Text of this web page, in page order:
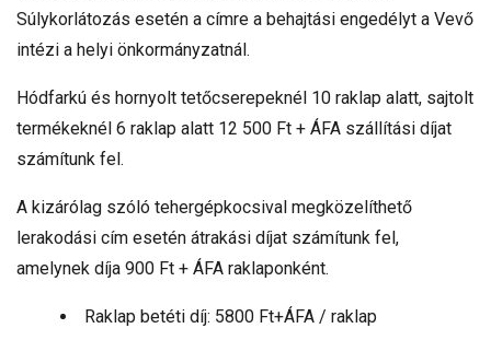
Súlykorlátozás esetén a címre a behajtási engedélyt a Vevő
intézi a helyi önkormányzatnál.
Hódfarkú és hornyolt tetőcserepeknél 10 raklap alatt, sajtolt
termékeknél 6 raklap alatt 12 500 Ft + ÁFA szállítási díjat
számítunk fel.
A kizárólag szóló tehergépkocsival megközelíthető
lerakodási cím esetén átrakási díjat számítunk fel,
amelynek díja 900 Ft + ÁFA raklaponként.
Raklap betéti díj: 5800 Ft+ÁFA / raklap